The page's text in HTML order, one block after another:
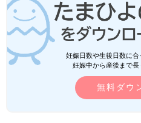
妊娠日数や生後日数に
妊娠中から産後まで長
無料ダウ